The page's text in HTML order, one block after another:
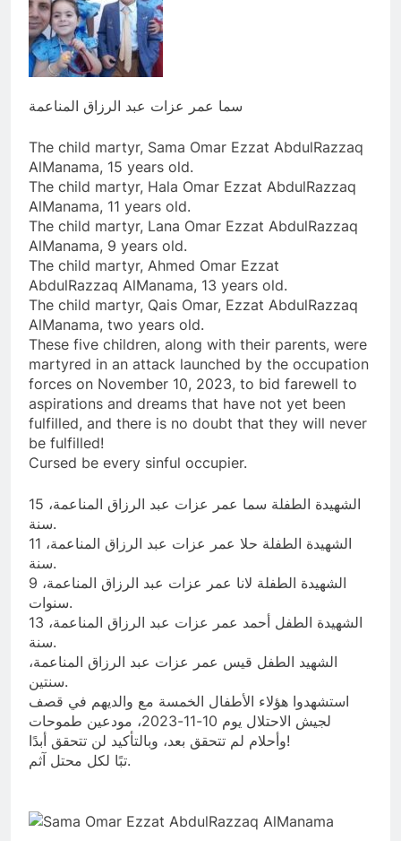
سما عمر عزات عبد الرزاق المناعمة
The child martyr, Sama Omar Ezzat AbdulRazzaq
AlManama, 15 years old.
The child martyr, Hala Omar Ezzat AbdulRazzaq
AlManama, 11 years old.
The child martyr, Lana Omar Ezzat AbdulRazzaq
AlManama, 9 years old.
The child martyr, Ahmed Omar Ezzat
AbdulRazzaq AlManama, 13 years old.
The child martyr, Qais Omar, Ezzat AbdulRazzaq
AlManama, two years old.
These five children, along with their parents, were
martyred in an attack launched by the occupation
forces on November 10, 2023, to bid farewell to
aspirations and dreams that have not yet been
fulfilled, and there is no doubt that they will never
be fulfilled!
Cursed be every sinful occupier.
الشهيدة الطفلة سما عمر عزات عبد الرزاق المناعمة، 15
سنة.
الشهيدة الطفلة حلا عمر عزات عبد الرزاق المناعمة، 11
سنة.
الشهيدة الطفلة لانا عمر عزات عبد الرزاق المناعمة، 9
سنوات.
الشهيدة الطفل أحمد عمر عزات عبد الرزاق المناعمة، 13
سنة.
الشهيد الطفل قيس عمر عزات عبد الرزاق المناعمة،
سنتين.
استشهدوا هؤلاء الأطفال الخمسة مع والديهم في قصف
لجيش الاحتلال يوم 10-11-2023، مودعين طموحات
وأحلام لم تتحقق بعد، وبالتأكيد لن تتحقق أبدًا!
تبًا لكل محتل آثم.